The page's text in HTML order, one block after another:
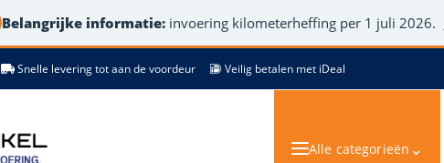
Belangrijke informatie:invoering kilometerheffing per 1 juli 2026.
Snelle levering tot aan de voordeur Veilig betalen met iDeal
Alle categorieën ⌄